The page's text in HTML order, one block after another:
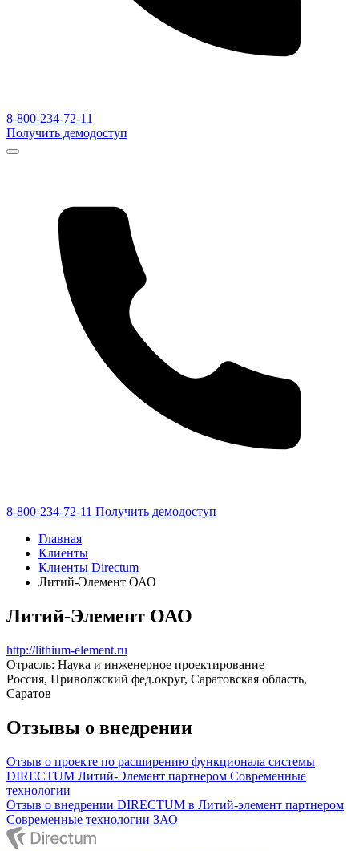
8-800-234-72-11
Получить демодоступ
8-800-234-72-11 Получить демодоступ
Главная
Клиенты
Клиенты Directum
Литий-Элемент ОАО
Литий-Элемент ОАО
http://lithium-element.ru
Отрасль: Наука и инженерное проектирование
Россия, Приволжский фед.округ, Саратовская область,
Саратов
Отзывы о внедрении
Отзыв о проекте по расширению функционала системы
DIRECTUM Литий-Элемент партнером Современные
технологии
Отзыв о внедрении DIRECTUM в Литий-элемент партнером
Современные технологии ЗАО